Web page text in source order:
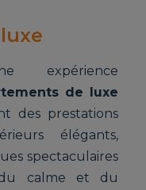
expérience
de luxe
des prestations
élégants,
spectaculaires
du calme et du